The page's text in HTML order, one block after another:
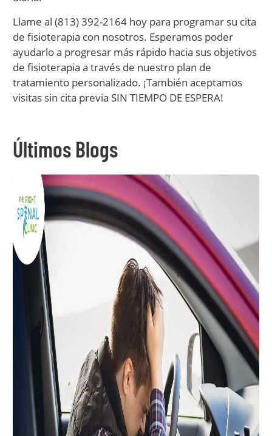
Llame al (813) 392-2164 hoy para programar su cita
de fisioterapia con nosotros. Esperamos poder
ayudarlo a progresar más rápido hacia sus objetivos
de fisioterapia a través de nuestro plan de
tratamiento personalizado. ¡También aceptamos
visitas sin cita previa SIN TIEMPO DE ESPERA!
Últimos Blogs